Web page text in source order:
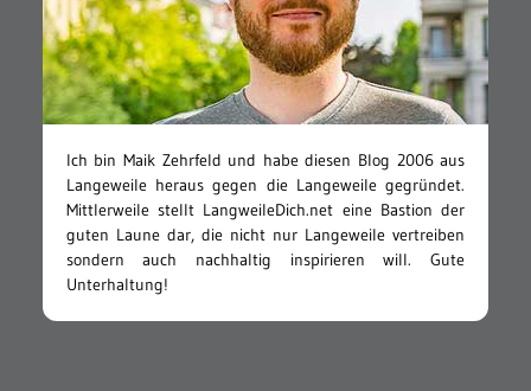
Ich bin Maik Zehrfeld und habe diesen Blog 2006 aus
Langeweile heraus gegen die Langeweile gegründet.
Mittlerweile stellt LangweileDich.net eine Bastion der
guten Laune dar, die nicht nur Langeweile vertreiben
sondern auch nachhaltig inspirieren will. Gute
Unterhaltung!